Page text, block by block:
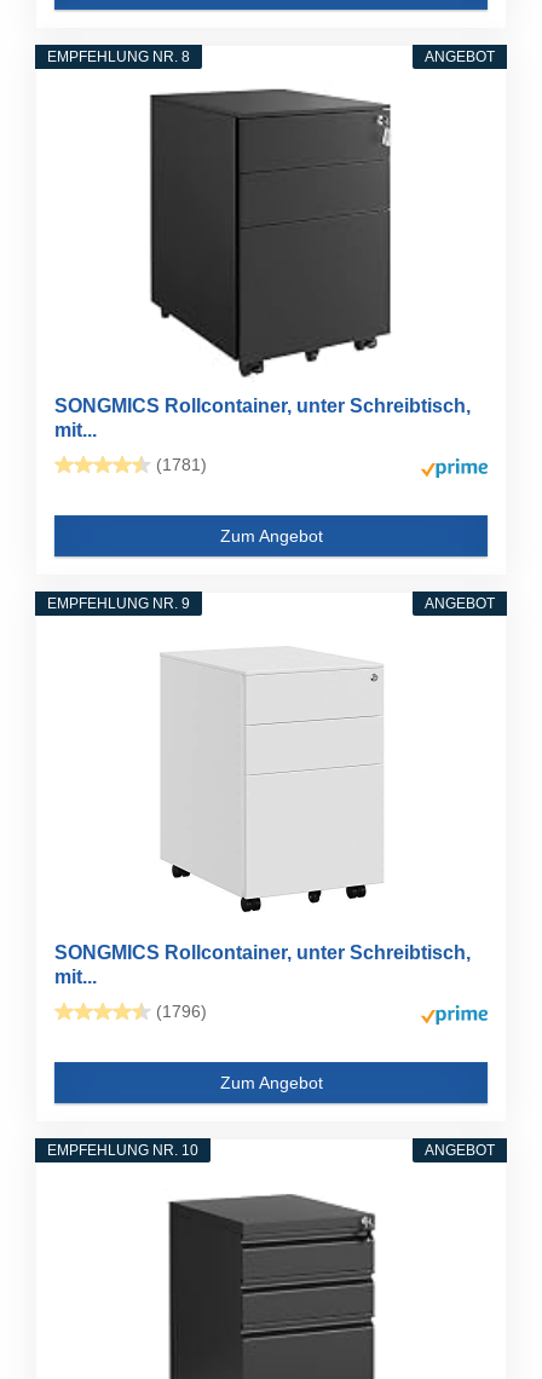
ANGEBOT
EMPFEHLUNG NR. 8
SONGMICS Rollcontainer, unter Schreibtisch,
mit...
(1781)
Zum Angebot
ANGEBOT
EMPFEHLUNG NR. 9
SONGMICS Rollcontainer, unter Schreibtisch,
mit...
(1796)
Zum Angebot
ANGEBOT
EMPFEHLUNG NR. 10